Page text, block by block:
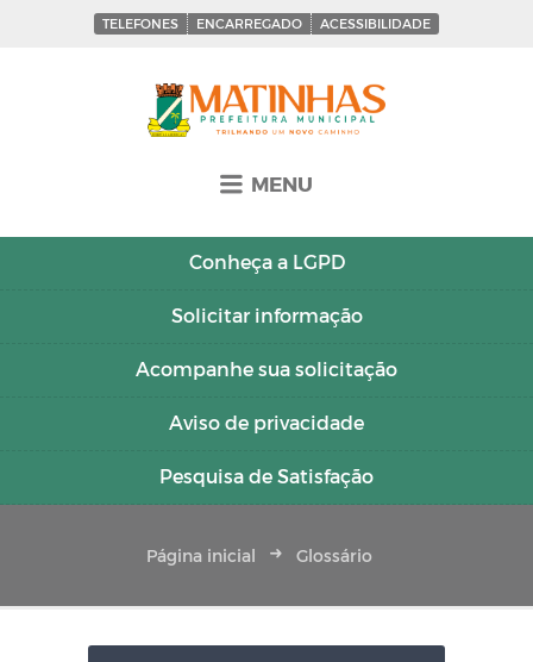
TELEFONES ENCARREGADO ACESSIBILIDADE
MENU
Conheça a LGPD
Solicitar informação
Acompanhe sua solicitação
Aviso de privacidade
Pesquisa de Satisfação
Página inicial Glossário